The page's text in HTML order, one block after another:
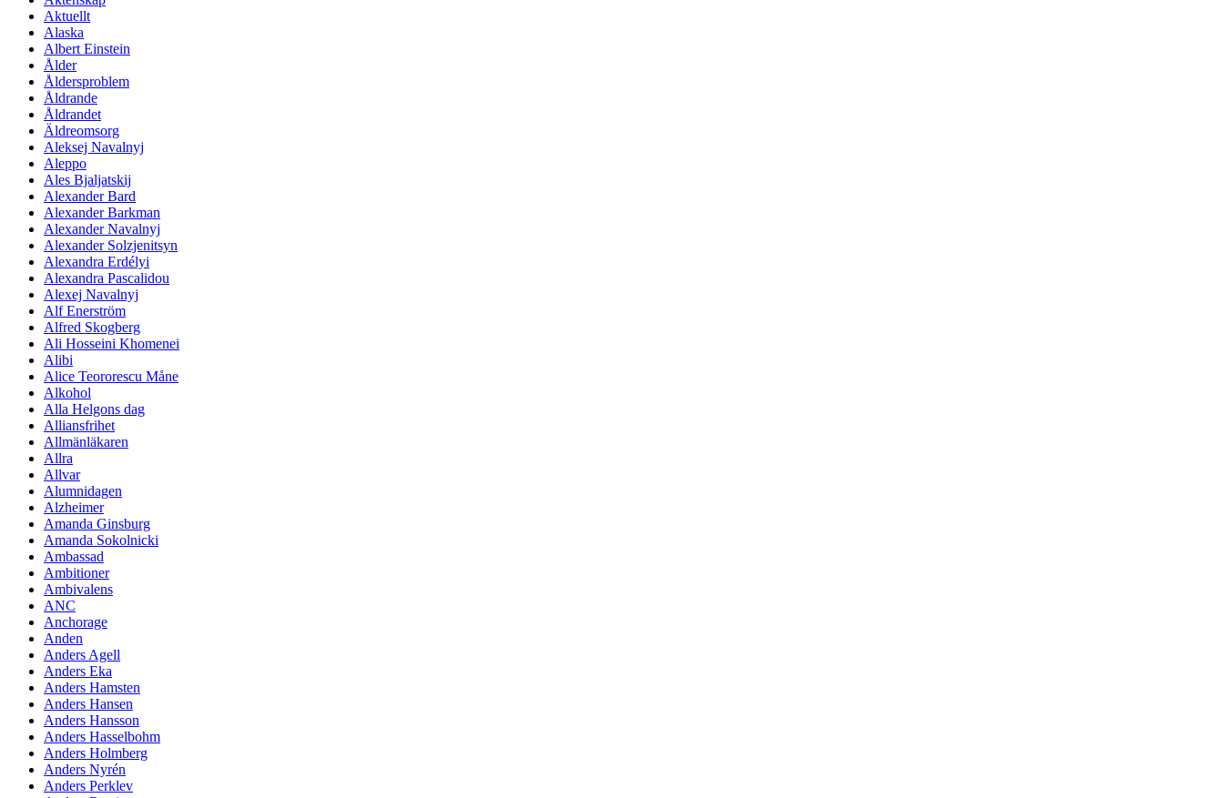
Aktuellt
Alaska
Albert Einstein
Ålder
Åldersproblem
Åldrande
Åldrandet
Äldreomsorg
Aleksej Navalnyj
Aleppo
Ales Bjaljatskij
Alexander Bard
Alexander Barkman
Alexander Navalnyj
Alexander Solzjenitsyn
Alexandra Erdélyi
Alexandra Pascalidou
Alexej Navalnyj
Alf Enerström
Alfred Skogberg
Ali Hosseini Khomenei
Alibi
Alice Teororescu Måne
Alkohol
Alla Helgons dag
Alliansfrihet
Allmänläkaren
Allra
Allvar
Alumnidagen
Alzheimer
Amanda Ginsburg
Amanda Sokolnicki
Ambassad
Ambitioner
Ambivalens
ANC
Anchorage
Anden
Anders Agell
Anders Eka
Anders Hamsten
Anders Hansen
Anders Hansson
Anders Hasselbohm
Anders Holmberg
Anders Nyrén
Anders Perklev